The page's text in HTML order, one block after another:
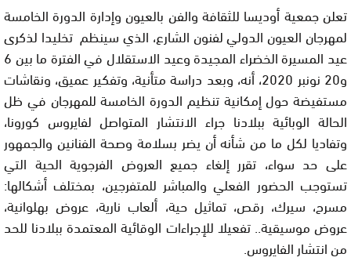
تعلن جمعية أوديسا للثقافة والفن بالعيون وإدارة الدورة الخامسة
لمهرجان العيون الدولي لفنون الشارع، الذي سينظم تخليدا لذكرى
عيد المسيرة الخضراء المجيدة وعيد الاستقلال في الفترة ما بين 6
و20 نونبر 2020، أنه، وبعد دراسة متأنية، وتفكير عميق، ونقاشات
مستفيضة حول إمكانية تنظيم الدورة الخامسة للمهرجان في ظل
الحالة الوبائية ببلادنا جراء الانتشار المتواصل لفايروس كورونا،
وتفاديا لكل ما من شأنه أن يضر بسلامة وصحة الفنانين والجمهور
على حد سواء، تقرر إلغاء جميع العروض الفرجوية الحية التي
تستوجب الحضور الفعلي والمباشر للمتفرجين، بمختلف أشكالها:
مسرح، سيرك، رقص، تماثيل حية، ألعاب نارية، عروض بهلوانية،
عروض موسيقية.. تفعيلا للإجراءات الوقائية المعتمدة ببلادنا للحد
من انتشار الفايروس.